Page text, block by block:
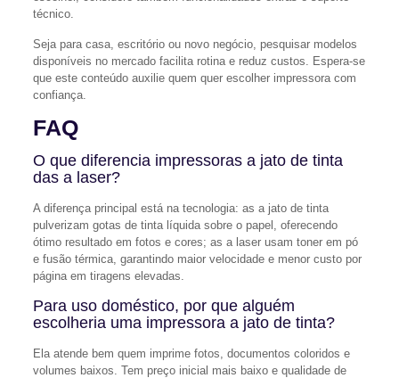
técnico.
Seja para casa, escritório ou novo negócio, pesquisar modelos
disponíveis no mercado facilita rotina e reduz custos. Espera-se
que este conteúdo auxilie quem quer escolher impressora com
confiança.
FAQ
O que diferencia impressoras a jato de tinta
das a laser?
A diferença principal está na tecnologia: as a jato de tinta
pulverizam gotas de tinta líquida sobre o papel, oferecendo
ótimo resultado em fotos e cores; as a laser usam toner em pó
e fusão térmica, garantindo maior velocidade e menor custo por
página em tiragens elevadas.
Para uso doméstico, por que alguém
escolheria uma impressora a jato de tinta?
Ela atende bem quem imprime fotos, documentos coloridos e
volumes baixos. Tem preço inicial mais baixo e qualidade de